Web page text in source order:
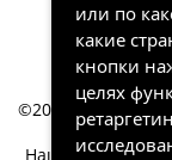
©2024-2026,
Наш сайт
или по
какие
кнопки
целях